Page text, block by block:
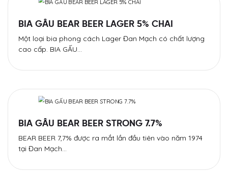
BIA GẤU BEAR BEER LAGER 5% CHAI
Một loại bia phong cách Lager Đan Mạch có chất lượng
cao cấp. BIA GẤU…
BIA GẤU BEAR BEER STRONG 7.7%
BEAR BEER 7,7% được ra mắt lần đầu tiên vào năm 1974
tại Đan Mạch…